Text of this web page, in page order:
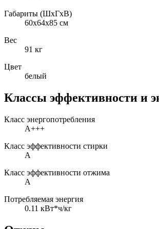
Габариты (ШxГxВ)
60x64x85 см
Вес
91 кг
Цвет
белый
Классы эффективности и
Класс энергопотребления
A+++
Класс эффективности стирки
A
Класс эффективности отжима
A
Потребляемая энергия
0.11 кВт*ч/кг